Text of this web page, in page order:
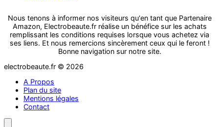
Nous tenons à informer nos visiteurs qu'en tant que Partenaire
Amazon, Electrobeaute.fr réalise un bénéfice sur les achats
remplissant les conditions requises lorsque vous achetez via
ses liens. Et nous remercions sincèrement ceux qui le feront !
Bonne navigation sur notre site.
electrobeaute.fr © 2026
A Propos
Plan du site
Mentions légales
Contact